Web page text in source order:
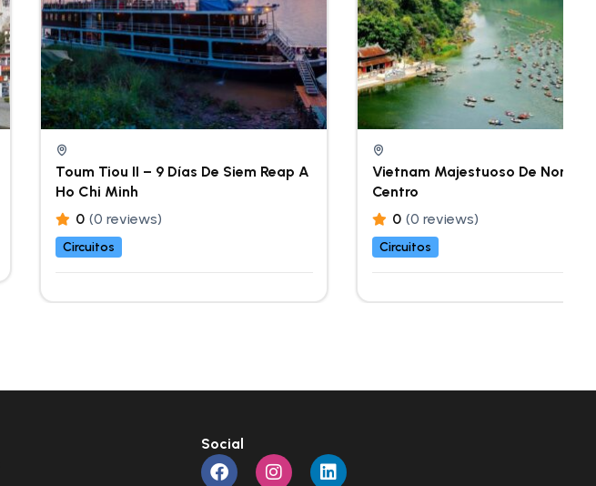
Toum Tiou II – 9 Días De Siem Reap A
Ho Chi Minh
0 (0 reviews)
Circuitos
Vietnam Majestuoso De Norte A
Centro
0 (0 reviews)
Circuitos
Social